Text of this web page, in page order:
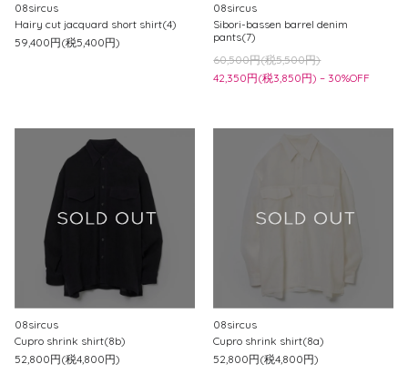
08sircus
Hairy cut jacquard short shirt(4)
59,400円(税5,400円)
08sircus
Sibori-bassen barrel denim
pants(7)
60,500円(税5,500円)
42,350円(税3,850円) – 30%OFF
08sircus
Cupro shrink shirt(8b)
52,800円(税4,800円)
08sircus
Cupro shrink shirt(8a)
52,800円(税4,800円)